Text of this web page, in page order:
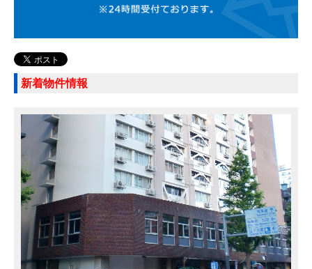
新着物件情報